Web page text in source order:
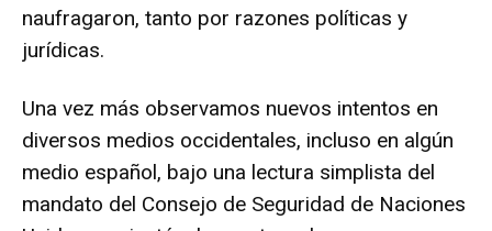
naufragaron, tanto por razones políticas y
jurídicas.
Una vez más observamos nuevos intentos en
diversos medios occidentales, incluso en algún
medio español, bajo una lectura simplista del
mandato del Consejo de Seguridad de Naciones